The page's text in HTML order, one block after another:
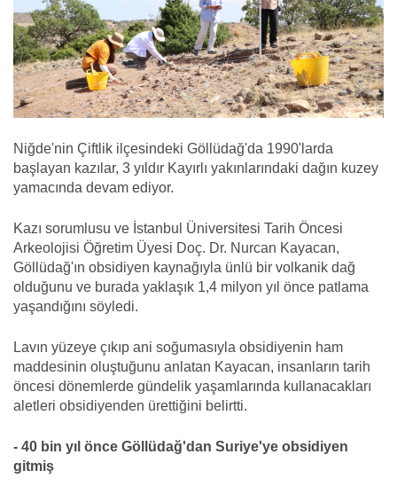
Niğde'nin Çiftlik ilçesindeki Göllüdağ'da 1990'larda
başlayan kazılar, 3 yıldır Kayırlı yakınlarındaki dağın kuzey
yamacında devam ediyor.
Kazı sorumlusu ve İstanbul Üniversitesi Tarih Öncesi
Arkeolojisi Öğretim Üyesi Doç. Dr. Nurcan Kayacan,
Göllüdağ'ın obsidiyen kaynağıyla ünlü bir volkanik dağ
olduğunu ve burada yaklaşık 1,4 milyon yıl önce patlama
yaşandığını söyledi.
Lavın yüzeye çıkıp ani soğumasıyla obsidiyenin ham
maddesinin oluştuğunu anlatan Kayacan, insanların tarih
öncesi dönemlerde gündelik yaşamlarında kullanacakları
aletleri obsidiyenden ürettiğini belirtti.
- 40 bin yıl önce Göllüdağ'dan Suriye'ye obsidiyen
gitmiş